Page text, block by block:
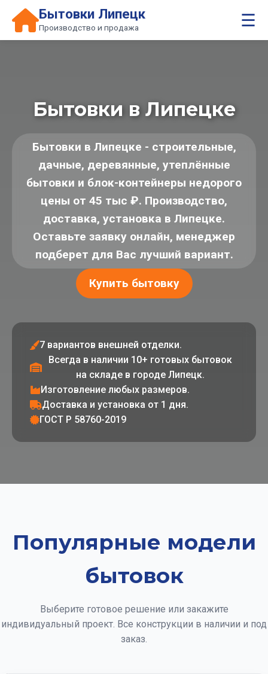
Бытовки Липецк
Производство и продажа ☰
Бытовки в Липецке
Бытовки в Липецке - строительные,
дачные, деревянные, утеплённые
бытовки и блок-контейнеры недорого
цены от 45 тыс ₽. Производство,
доставка, установка в Липецке.
Оставьте заявку онлайн, менеджер
подберет для Вас лучший вариант.
Купить бытовку
7 вариантов внешней отделки.
Всегда в наличии 10+ готовых бытовок
на складе в городе Липецк.
Изготовление любых размеров.
Доставка и установка от 1 дня.
ГОСТ Р 58760-2019
Популярные модели
бытовок
Выберите готовое решение или закажите
индивидуальный проект. Все конструкции в наличии и под
заказ.